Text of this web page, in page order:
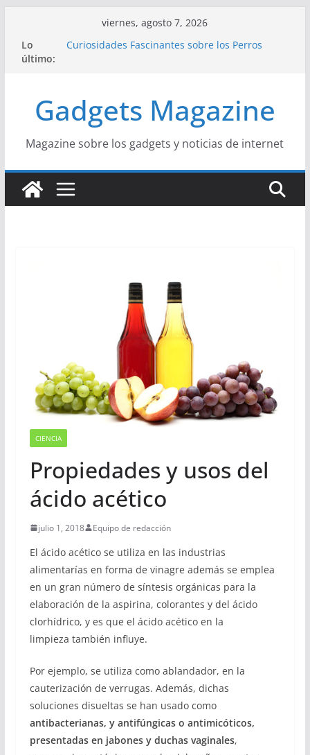
contenido
viernes, agosto 7, 2026
Lo
último:
Curiosidades Fascinantes sobre los Perros
Mediterránea
La Influencia del Streetwear en la Moda Juvenil
Actual
La Unión Europea: Una Historia Fácil de
Gadgets Magazine
Magazine sobre los gadgets y noticias de internet
CIENCIA
Propiedades y usos del
ácido acético
julio 1, 2018 Equipo de redacción
El ácido acético se utiliza en las industrias
alimentarías en forma de vinagre además se emplea
en un gran número de síntesis orgánicas para la
elaboración de la aspirina, colorantes y del ácido
clorhídrico, y es que el ácido acético en la
limpieza también influye.
Por ejemplo, se utiliza como ablandador, en la
cauterización de verrugas. Además, dichas
soluciones disueltas se han usado como
antibacterianas, y antifúngicas o antimicóticos,
presentadas en jabones y duchas vaginales,